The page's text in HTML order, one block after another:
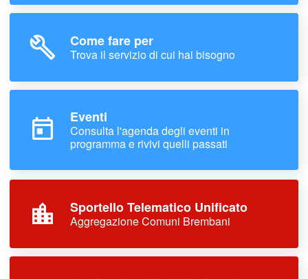
Come fare per
Trova il servizio di cui hai bisogno
Eventi
Consulta l'agenda degli eventi in
programma e rivivi quelli passati
Sportello Telematico Unificato
Aggregazione Comuni Brembani